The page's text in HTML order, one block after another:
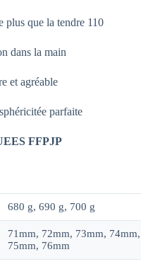
plus que la tendre 110
dans la main
et agréable
parfaite
FFPJP
680 g, 690 g, 700 g
71mm, 72mm, 73mm, 74mm,
75mm, 76mm